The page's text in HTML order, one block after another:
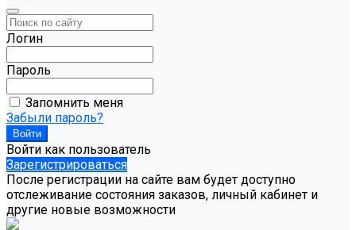
Логин
Пароль
Запомнить меня
Забыли пароль?
Войти как пользователь
Зарегистрироваться
После регистрации на сайте вам будет доступно
отслеживание состояния заказов, личный кабинет и
другие новые возможности